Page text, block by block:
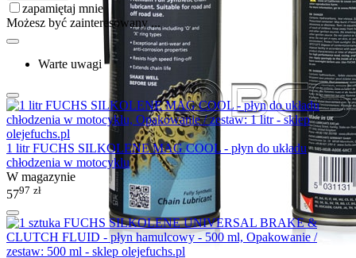
zapamiętaj mnie
Możesz być zainteresowany ...
Warte uwagi
1 litr FUCHS SILKOLENE MAG COOL - płyn do układu
chłodzenia w motocyklu
W magazynie
5797 zł